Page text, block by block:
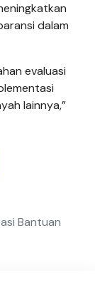
dalam
evaluasi
lainnya,”
Bantuan